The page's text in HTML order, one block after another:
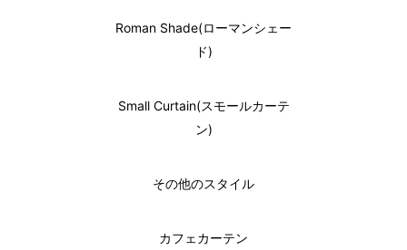
Roman Shade(ローマンシェー
ド)
Small Curtain(スモールカーテ
ン)
その他のスタイル
カフェカーテン